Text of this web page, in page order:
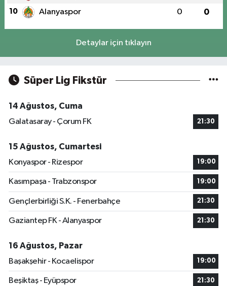
10 Alanyaspor 0 0
Detaylar için tıklayın
Süper Lig Fikstür
14 Ağustos, Cuma
Galatasaray - Çorum FK
21:30
15 Ağustos, Cumartesi
Konyaspor - Rizespor
19:00
Kasımpaşa - Trabzonspor 19:00
Gençlerbirliği S.K. - Fenerbahçe 21:30
Gaziantep FK - Alanyaspor 21:30
16 Ağustos, Pazar
Başakşehir - Kocaelispor
19:00
Beşiktaş - Eyüpspor 21:30